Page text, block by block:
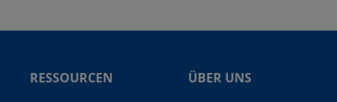
1/2 Zoll
Swagelok®
RESSOURCEN
ÜBER UNS